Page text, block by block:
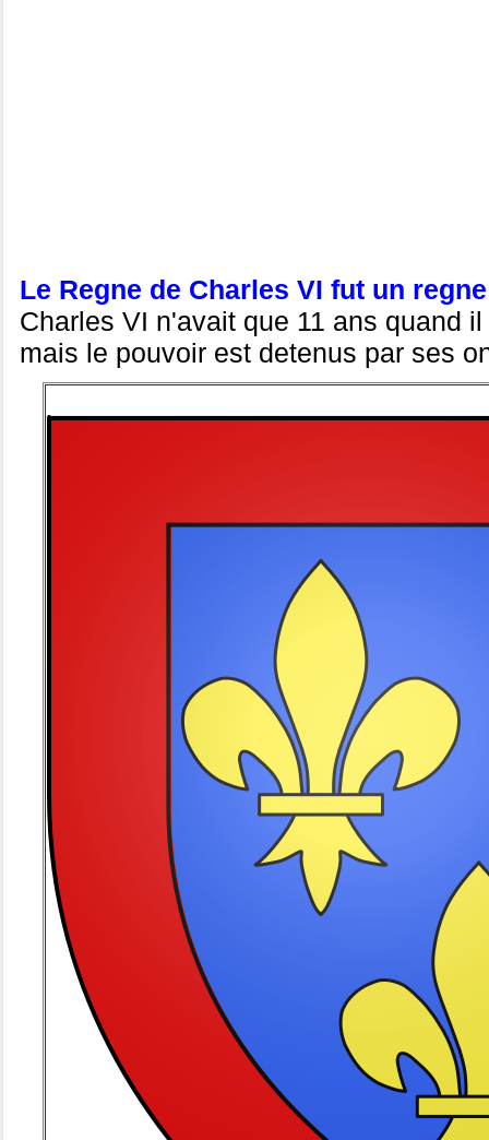
Le Regne de Charles VI fut un
Charles VI n'avait que 11 ans quand
mais le pouvoir est detenus par ses